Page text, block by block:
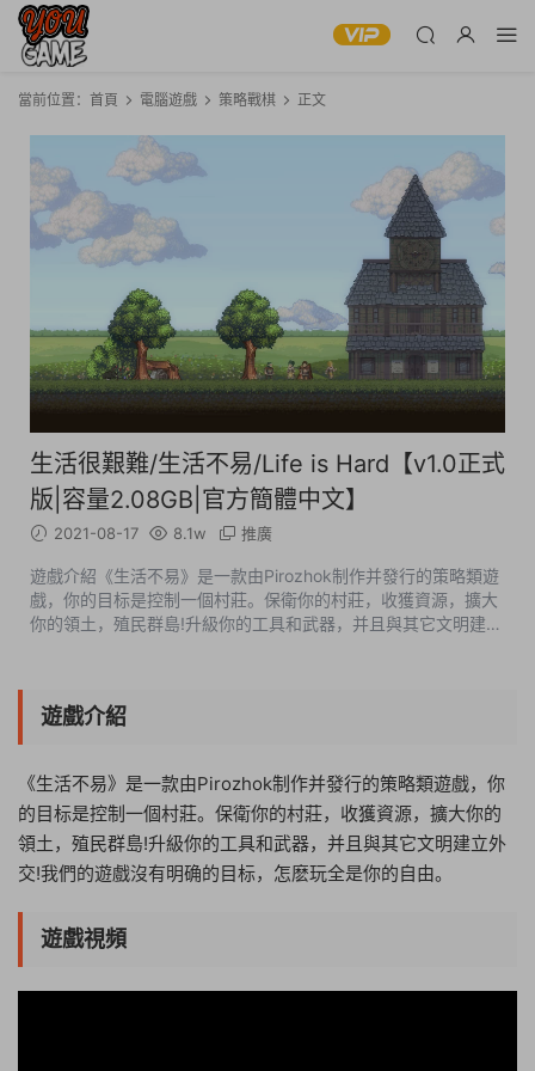
當前位置： 首頁 電腦遊戲 策略戰棋 正文
生活很艱難/生活不易/Life is Hard【v1.0正式
版|容量2.08GB|官方簡體中文】
2021-08-17 8.1w 推廣
遊戲介紹《生活不易》是一款由Pirozhok制作并發行的策略類遊
戲，你的目标是控制一個村莊。保衛你的村莊，收獲資源，擴大
你的領土，殖民群島!升級你的工具和武器，并且與其它文明建立
遊戲介紹
《生活不易》是一款由Pirozhok制作并發行的策略類遊戲，你
的目标是控制一個村莊。保衛你的村莊，收獲資源，擴大你的
領土，殖民群島!升級你的工具和武器，并且與其它文明建立外
交!我們的遊戲沒有明确的目标，怎麽玩全是你的自由。
遊戲視頻